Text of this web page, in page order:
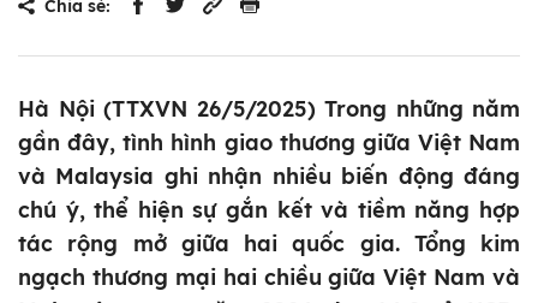
Chia sẻ:
Hà Nội (TTXVN 26/5/2025) Trong những năm
gần đây, tình hình giao thương giữa Việt Nam
và Malaysia ghi nhận nhiều biến động đáng
chú ý, thể hiện sự gắn kết và tiềm năng hợp
tác rộng mở giữa hai quốc gia. Tổng kim
ngạch thương mại hai chiều giữa Việt Nam và